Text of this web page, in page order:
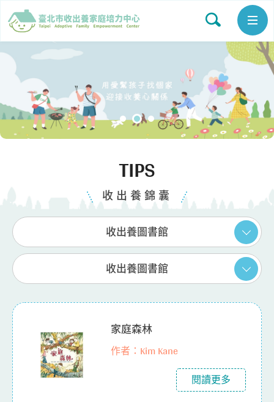
TIPS
收出養錦囊
收出養圖書館
收出養圖書館
家庭森林
作者：Kim Kane
閱讀更多